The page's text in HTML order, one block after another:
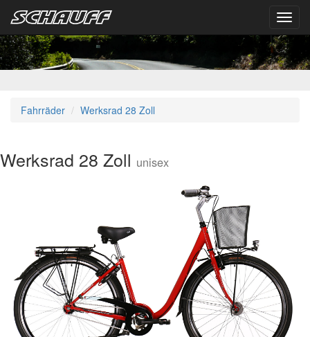
Fahrräder Werksrad 28 Zoll
Werksrad 28 Zoll unisex